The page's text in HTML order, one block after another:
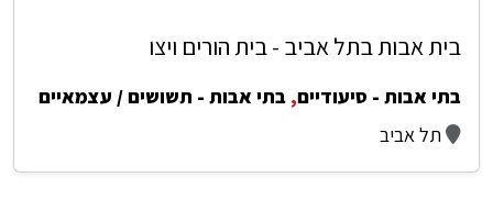
בית אבות בתל אביב - בית הורים ויצו
בתי אבות - סיעודיים, בתי אבות - תשושים / עצמאיים
תל אביב